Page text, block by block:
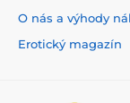
O nás a výhody
Erotický magazín